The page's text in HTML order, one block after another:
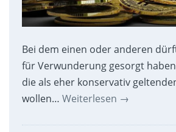
Bei dem einen oder anderen
für Verwunderung gesorgt
die als eher konservativ
wollen… Weiterlesen →